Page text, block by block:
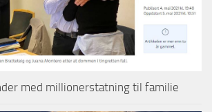
med millionerstatning til familie